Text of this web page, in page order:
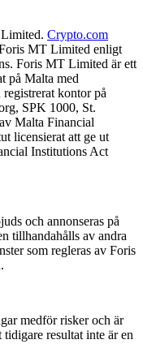
Crypto.com
MT Limited enligt
Foris MT Limited är ett
på Malta med
kontor på
SPK 1000, St.
Malta Financial
licensierat att ge ut
Institutions Act
och annonseras på
tillhandahålls av andra
som regleras av Foris
medför risker och är
resultat inte är en